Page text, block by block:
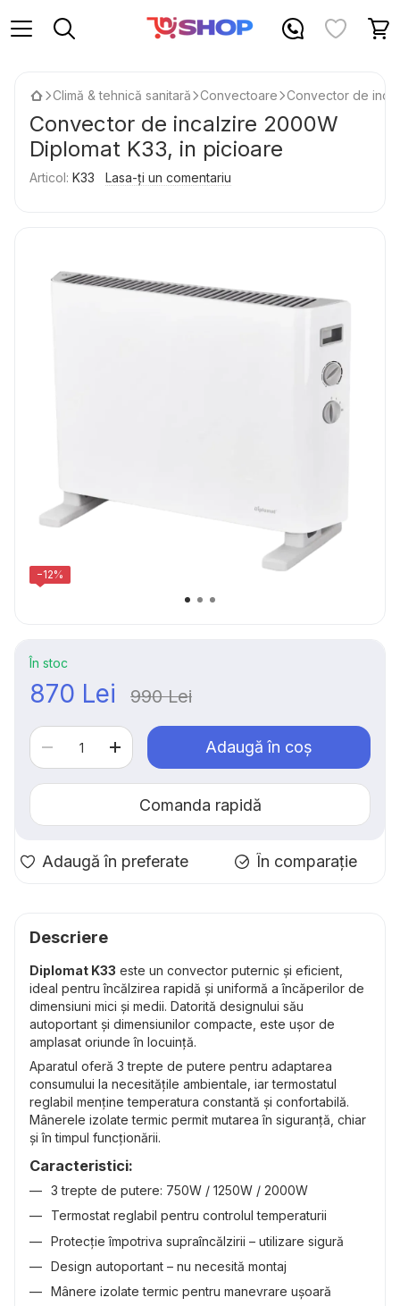
Climă & tehnică sanitară Convectoare Convector de
Convector de incalzire 2000W
Diplomat K33, in picioare
Articol: K33 Lasa-ți un comentariu
−12%
În stoc
870 Lei 990 Lei
Adaugă în coș
Comanda rapidă
Adaugă în preferate În comparație
Descriere
Diplomat K33 este un convector puternic și eficient,
ideal pentru încălzirea rapidă și uniformă a încăperilor de
dimensiuni mici și medii. Datorită designului său
autoportant și dimensiunilor compacte, este ușor de
amplasat oriunde în locuință.
Aparatul oferă 3 trepte de putere pentru adaptarea
consumului la necesitățile ambientale, iar termostatul
reglabil menține temperatura constantă și confortabilă.
Mânerele izolate termic permit mutarea în siguranță, chiar
și în timpul funcționării.
Caracteristici:
3 trepte de putere: 750W / 1250W / 2000W
Termostat reglabil pentru controlul temperaturii
Protecție împotriva supraîncălzirii – utilizare sigură
Design autoportant – nu necesită montaj
Mânere izolate termic pentru manevrare ușoară